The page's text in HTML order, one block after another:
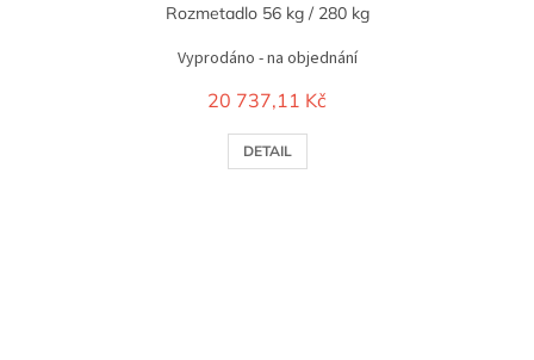
Rozmetadlo 56 kg / 280 kg
Vyprodáno - na objednání
20 737,11 Kč
DETAIL